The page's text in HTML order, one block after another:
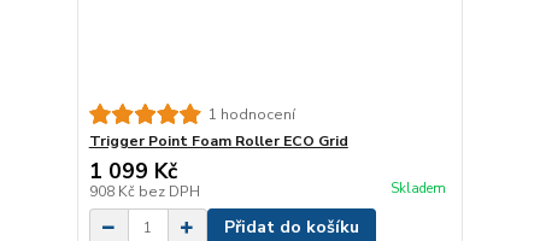
1 hodnocení
Trigger Point Foam Roller ECO Grid
1 099 Kč
908 Kč bez DPH Skladem
Přidat do košíku